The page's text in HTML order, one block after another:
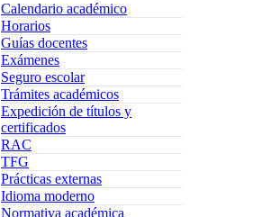
Calendario académico
Horarios
Guías docentes
Exámenes
Seguro escolar
Trámites académicos
Expedición de títulos y
certificados
RAC
TFG
Prácticas externas
Idioma moderno
Normativa académica